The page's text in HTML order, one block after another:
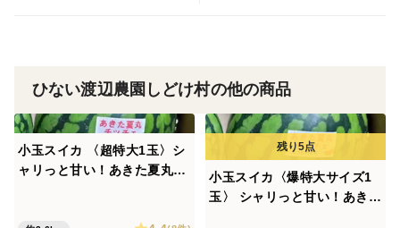
ひない渡辺農園しどけ村の他の商品
小玉スイカ 〈超特大1玉〉シ
ャリっと甘い！あきた夏丸チ
小玉スイカ〈爆特大サイズ1
玉〉 シャリっと甘い！あきた